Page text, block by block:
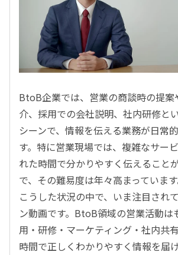
BtoB企業では、営業の商談時の提案
介、採用での会社説明、社内研修と
シーンで、情報を伝える業務が日常
す。特に営業現場では、複雑なサー
れた時間で分かりやすく伝えること
で、その難易度は年々高まっています
こうした状況の中で、いま注目され
ン動画です。 BtoB領域の営業活動は
用・研修・マーケティング・社内共
時間で正しくわかりやすく情報を届